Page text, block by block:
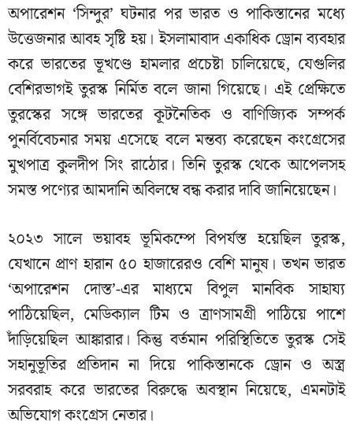
অপারেশন ‘সিন্দুর’ ঘটনার পর ভারত ও পাকিস্তানের মধ্যে
উত্তেজনার আবহ সৃষ্টি হয়। ইসলামাবাদ একাধিক ড্রোন ব্যবহার
করে ভারতের ভূখণ্ডে হামলার প্রচেষ্টা চালিয়েছে, যেগুলির
বেশিরভাগই তুরস্ক নির্মিত বলে জানা গিয়েছে। এই প্রেক্ষিতে
তুরস্কের সঙ্গে ভারতের কূটনৈতিক ও বাণিজ্যিক সম্পর্ক
পুনর্বিবেচনার সময় এসেছে বলে মন্তব্য করেছেন কংগ্রেসের
মুখপাত্র কুলদীপ সিং রাঠোর। তিনি তুরস্ক থেকে আপেলসহ
সমস্ত পণ্যের আমদানি অবিলম্বে বন্ধ করার দাবি জানিয়েছেন।
২০২৩ সালে ভয়াবহ ভূমিকম্পে বিপর্যস্ত হয়েছিল তুরস্ক,
যেখানে প্রাণ হারান ৫০ হাজারেরও বেশি মানুষ। তখন ভারত
‘অপারেশন দোস্ত’-এর মাধ্যমে বিপুল মানবিক সাহায্য
পাঠিয়েছিল, মেডিক্যাল টিম ও ত্রাণসামগ্রী পাঠিয়ে পাশে
দাঁড়িয়েছিল আঙ্কারার। কিন্তু বর্তমান পরিস্থিতিতে তুরস্ক সেই
সহানুভূতির প্রতিদান না দিয়ে পাকিস্তানকে ড্রোন ও অস্ত্র
সরবরাহ করে ভারতের বিরুদ্ধে অবস্থান নিয়েছে, এমনটাই
অভিযোগ কংগ্রেস নেতার।